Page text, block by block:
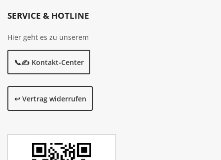
SERVICE & HOTLINE
Hier geht es zu unserem
📞✍️ Kontakt-Center
↩️ Vertrag widerrufen